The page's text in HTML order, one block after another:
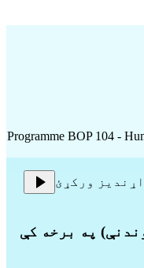
Programme BOP 104 -
ورکړئ
په برخه کې